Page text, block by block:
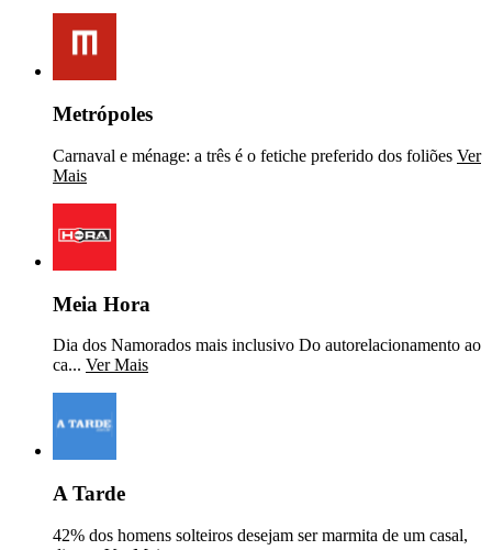
Metrópoles
Carnaval e ménage: a três é o fetiche preferido dos foliões Ver
Mais
Meia Hora
Dia dos Namorados mais inclusivo Do autorelacionamento ao
ca... Ver Mais
A Tarde
42% dos homens solteiros desejam ser marmita de um casal,